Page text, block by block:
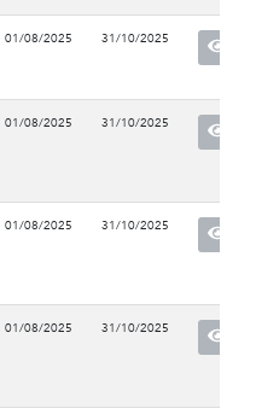
01/08/2025 31/10/2025
01/08/2025 31/10/2025
01/08/2025 31/10/2025
01/08/2025 31/10/2025